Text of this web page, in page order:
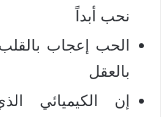
نحب أبداً
الحب إعجاب
بالعقل
إن الكيميائي